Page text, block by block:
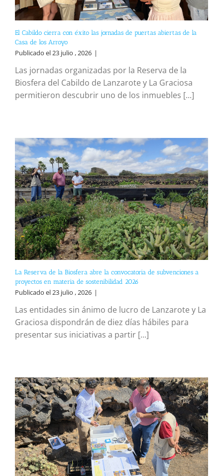
El Cabildo cierra con éxito las jornadas de puertas abiertas de la
Casa de los Arroyo
Publicado el 23 julio , 2026 |
Las jornadas organizadas por la Reserva de la
Biosfera del Cabildo de Lanzarote y La Graciosa
permitieron descubrir uno de los inmuebles [...]
La Reserva de la Biosfera abre la convocatoria de subvenciones a
proyectos en materia de sostenibilidad 2026
Publicado el 23 julio , 2026 |
Las entidades sin ánimo de lucro de Lanzarote y La
Graciosa dispondrán de diez días hábiles para
presentar sus iniciativas a partir [...]